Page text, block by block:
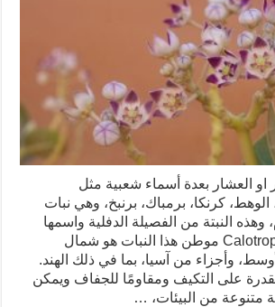
العشار بعدة أسماء شعبية مثل
الوهط، كرنكا، برمباك، برنبخ، وهي نبات
النبتة من الفصيلة الدفلية واسمها
العلمي Calotropis procera موطن هذا النبات هو شمال
وأجزاء من آسيا، بما في ذلك الهند.
على التكيف ومقاومًا للجفاف ويمكن
متنوعة من البيئات، …